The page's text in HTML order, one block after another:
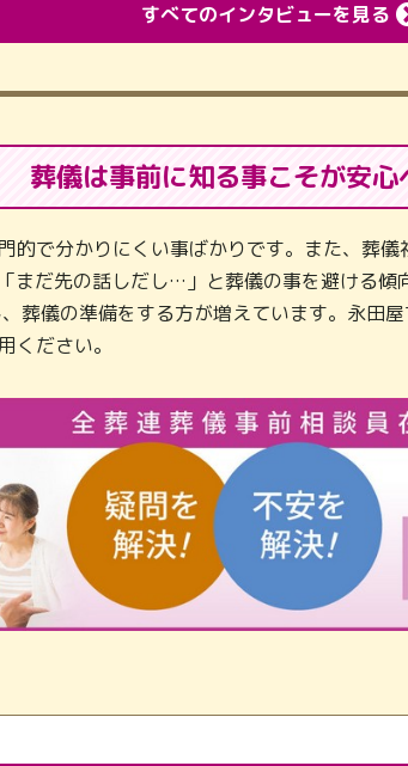
すべてのインタビューを見る
葬儀は事前に知る事こそが安心
的で分かりにくい事ばかりです。また、葬
まだ先の話しだし…」と葬儀の事を避ける傾
葬儀の準備をする方が増えています。永田
ください。